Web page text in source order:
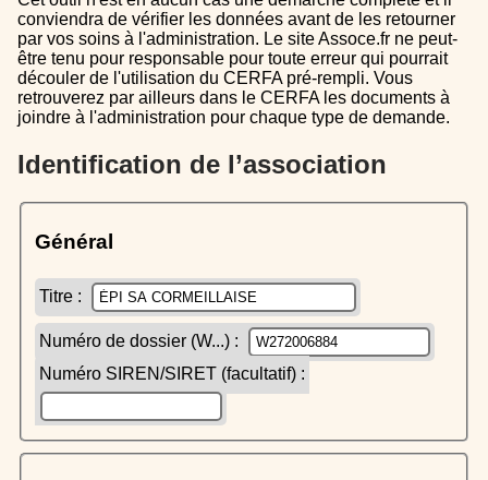
conviendra de vérifier les données avant de les retourner
par vos soins à l'administration. Le site Assoce.fr ne peut-
être tenu pour responsable pour toute erreur qui pourrait
découler de l'utilisation du CERFA pré-rempli. Vous
retrouverez par ailleurs dans le CERFA les documents à
joindre à l'administration pour chaque type de demande.
Identification de l’association
Général
Titre :
Numéro de dossier (W...) :
Numéro SIREN/SIRET (facultatif) :